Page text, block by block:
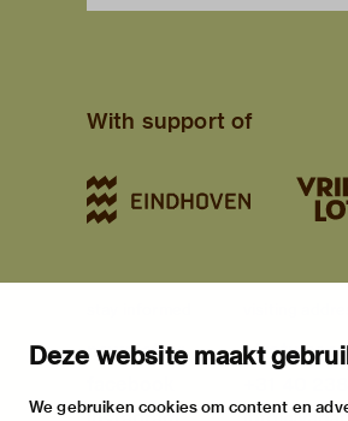
Deze website maakt
We gebruiken cookies om content en
With support of
newsletter